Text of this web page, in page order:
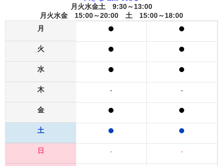
月火水金土 9:30～13:00
月火水金 15:00～20:00 土 15:00～18:00
月
火
水
木
金
土
日
-
-
-
-